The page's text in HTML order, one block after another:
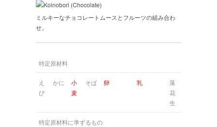
ミルキーなチョコレートムースとフルーツの組み合わ
せ。
特定原材料
え
び
かに
小
麦
そば 卵 乳
落
花
生
特定原材料に準ずるもの